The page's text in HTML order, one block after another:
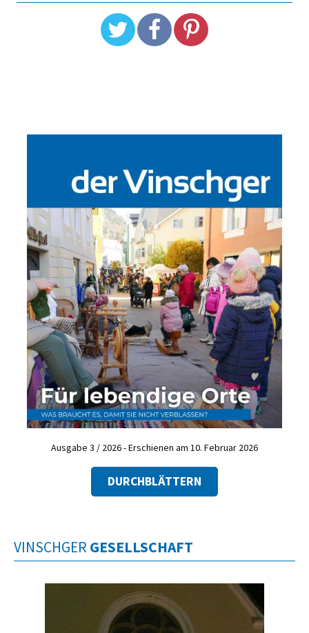
Ausgabe 3 / 2026 - Erschienen am 10. Februar 2026
DURCHBLÄTTERN
VINSCHGER GESELLSCHAFT